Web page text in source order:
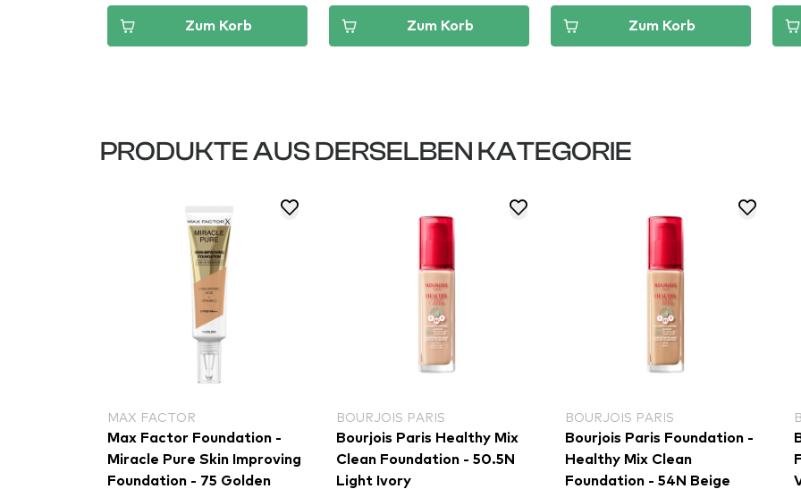
Zum Korb Zum Korb Zum Korb
PRODUKTE AUS DERSELBEN KATEGORIE
MAX FACTOR
Max Factor Foundation -
Miracle Pure Skin Improving
Foundation - 75 Golden
BOURJOIS PARIS
Bourjois Paris Healthy Mix
Clean Foundation - 50.5N
Light Ivory
BOURJOIS PARIS
Bourjois Paris Foundation -
Healthy Mix Clean
Foundation - 54N Beige